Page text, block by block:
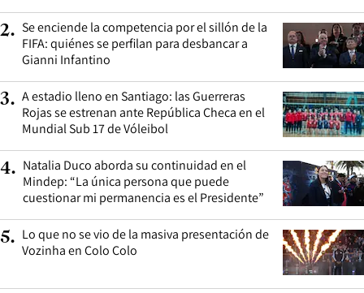
2. Se enciende la competencia por el sillón de la
FIFA: quiénes se perfilan para desbancar a
Gianni Infantino
3. A estadio lleno en Santiago: las Guerreras
Rojas se estrenan ante República Checa en el
Mundial Sub 17 de Vóleibol
4. Natalia Duco aborda su continuidad en el
Mindep: “La única persona que puede
cuestionar mi permanencia es el Presidente”
5. Lo que no se vio de la masiva presentación de
Vozinha en Colo Colo